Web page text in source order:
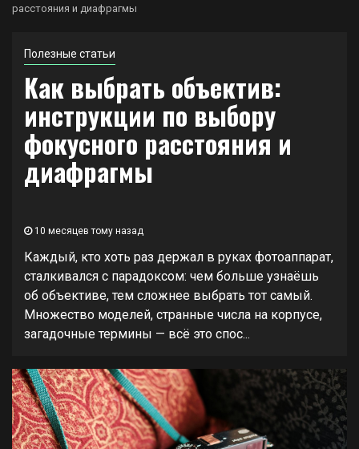
расстояния и диафрагмы
Полезные статьи
Как выбрать объектив:
инструкции по выбору
фокусного расстояния и
диафрагмы
10 месяцев тому назад
Каждый, кто хоть раз держал в руках фотоаппарат,
сталкивался с парадоксом: чем больше узнаёшь
об объективе, тем сложнее выбрать тот самый.
Множество моделей, странные числа на корпусе,
загадочные термины — всё это спос...